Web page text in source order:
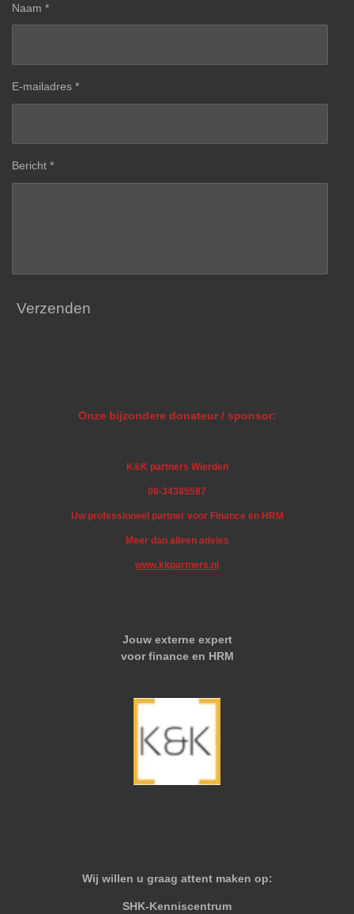
Naam *
E-mailadres *
Bericht *
Verzenden
Onze bijzondere donateur / sponsor:
K&K partners Wierden
06-34385587
Uw professioneel partner voor Finance en HRM
Meer dan alleen advies
www.kkpartners.nl
Jouw externe expert
voor finance en HRM
Wij willen u graag attent maken op:
SHK-Kenniscentrum